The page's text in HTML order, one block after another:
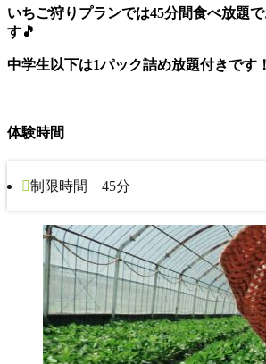
いちご狩りプランでは45分間食べ放題
す🎵
中学生以下は1パック詰め放題付きです！
体験時間
制限時間 45分